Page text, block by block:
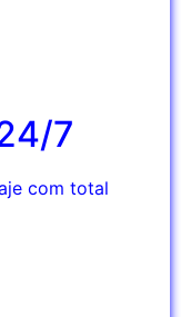
7
com total